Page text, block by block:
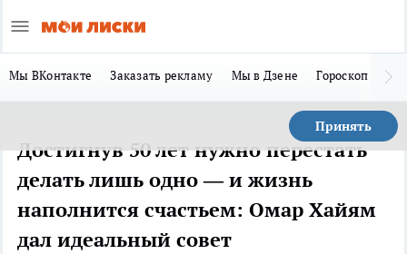
Мы ВКонтакте Заказать рекламу Мы в Дзене Гороскоп
Принять
Достигнув 50 лет нужно перестать
делать лишь одно — и жизнь
наполнится счастьем: Омар Хайям
дал идеальный совет